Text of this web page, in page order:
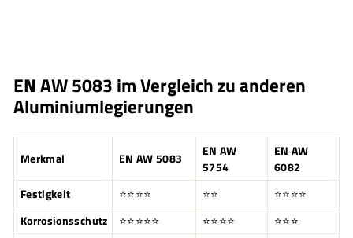
EN AW 5083 im Vergleich zu anderen
Aluminiumlegierungen
Merkmal EN AW 5083
EN AW
5754
EN AW
6082
Festigkeit
⭐⭐⭐⭐ ⭐⭐
⭐⭐⭐⭐
Korrosionsschutz
⭐⭐⭐⭐⭐ ⭐⭐⭐⭐
⭐⭐⭐